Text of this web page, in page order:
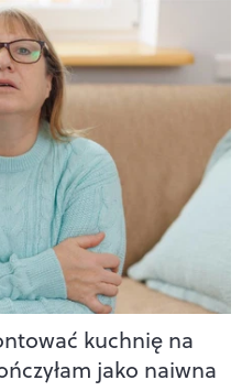
kuchnię na
jako naiwna